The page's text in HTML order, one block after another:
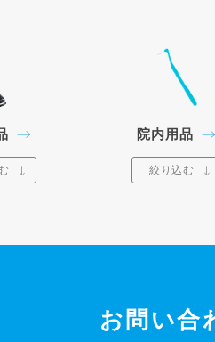
院内用品
絞り込む
お問い合